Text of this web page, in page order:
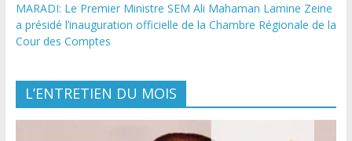
MARADI: Le Premier Ministre SEM Ali Mahaman Lamine Zeine
a présidé l’inauguration officielle de la Chambre Régionale de la
Cour des Comptes
L’ENTRETIEN DU MOIS